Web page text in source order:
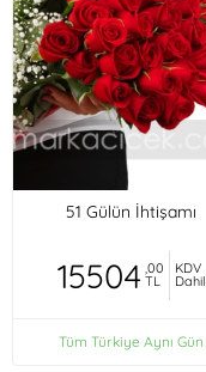
51 Gülün İhtişamı
15504 ,00
TL
KDV
Dahil
Tüm Türkiye Aynı Gün